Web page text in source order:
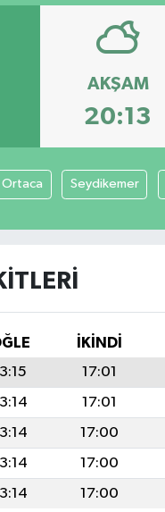
AKŞAM
20:13
Ortaca Seydikemer
İKINDI
17:01
17:01
17:00
17:00
17:00